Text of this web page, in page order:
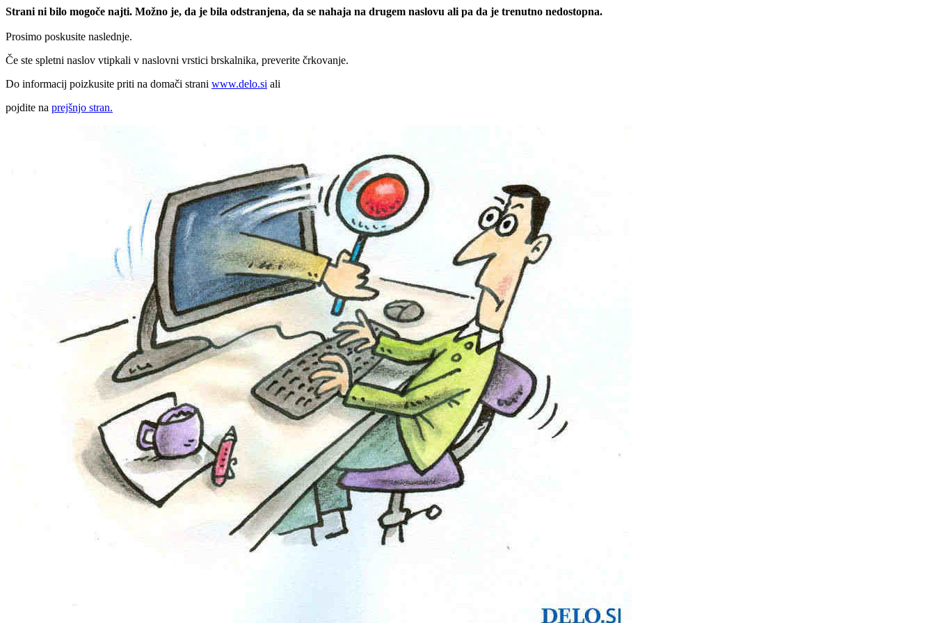
Strani ni bilo mogoče najti. Možno je, da je bila odstranjena, da se nahaja na drugem naslovu ali pa da je trenutno nedostopna.
Prosimo poskusite naslednje.
Če ste spletni naslov vtipkali v naslovni vrstici brskalnika, preverite črkovanje.
Do informacij poizkusite priti na domači strani www.delo.si ali
pojdite na prejšnjo stran.